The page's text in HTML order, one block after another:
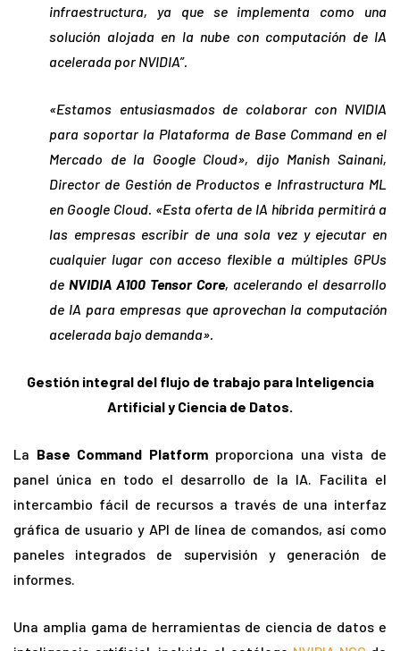
infraestructura, ya que se implementa como una
solución alojada en la nube con computación de IA
acelerada por NVIDIA”.
«Estamos entusiasmados de colaborar con NVIDIA
para soportar la Plataforma de Base Command en el
Mercado de la Google Cloud», dijo Manish Sainani,
Director de Gestión de Productos e Infrastructura ML
en Google Cloud. «Esta oferta de IA híbrida permitirá a
las empresas escribir de una sola vez y ejecutar en
cualquier lugar con acceso flexible a múltiples GPUs
de NVIDIA A100 Tensor Core, acelerando el desarrollo
de IA para empresas que aprovechan la computación
acelerada bajo demanda».
Gestión integral del flujo de trabajo para Inteligencia
Artificial y Ciencia de Datos.
La Base Command Platform proporciona una vista de
panel única en todo el desarrollo de la IA. Facilita el
intercambio fácil de recursos a través de una interfaz
gráfica de usuario y API de línea de comandos, así como
paneles integrados de supervisión y generación de
informes.
Una amplia gama de herramientas de ciencia de datos e